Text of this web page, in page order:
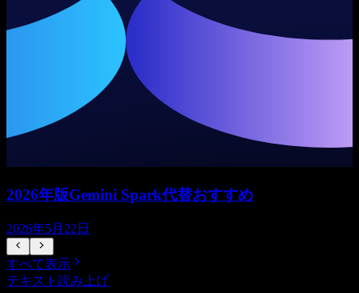
2026年版Gemini Spark代替おすすめ
2026年5月22日
すべて表示
テキスト読み上げ